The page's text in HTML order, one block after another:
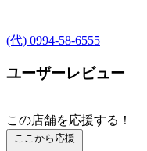
(代) 0994-58-6555
ユーザーレビュー
この店舗を応援する！
ここから応援